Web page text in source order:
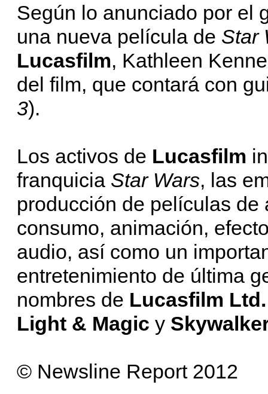
Según lo anunciado por el
una nueva película de Star
Lucasfilm, Kathleen
del film, que contará con
3).
Los activos de Lucasfilm
franquicia Star Wars, las
producción de películas
consumo, animación,
audio, así como un
entretenimiento de última
nombres de Lucasfilm
Light & Magic y
© Newsline Report 2012